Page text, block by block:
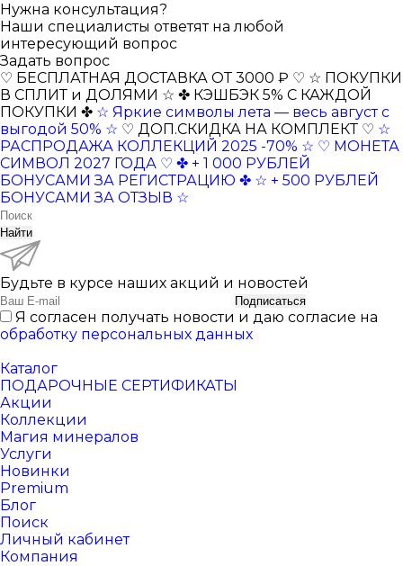
Нужна консультация?
Наши специалисты ответят на любой
интересующий вопрос
Задать вопрос
♡ БЕСПЛАТНАЯ ДОСТАВКА ОТ 3000 ₽ ♡ ☆ ПОКУПКИ
В СПЛИТ и ДОЛЯМИ ☆ ✤ КЭШБЭК 5% С КАЖДОЙ
ПОКУПКИ ✤ ☆ Яркие символы лета — весь август с
выгодой 50% ☆ ♡ ДОП.СКИДКА НА КОМПЛЕКТ ♡ ☆
РАСПРОДАЖА КОЛЛЕКЦИЙ 2025 -70% ☆ ♡ МОНЕТА
СИМВОЛ 2027 ГОДА ♡ ✤ + 1 000 РУБЛЕЙ
БОНУСАМИ ЗА РЕГИСТРАЦИЮ ✤ ☆ + 500 РУБЛЕЙ
БОНУСАМИ ЗА ОТЗЫВ ☆
Найти
Будьте в курсе наших акций и новостей
Подписаться
Я согласен получать новости и даю согласие на
обработку персональных данных
Каталог
ПОДАРОЧНЫЕ СЕРТИФИКАТЫ
Акции
Коллекции
Магия минералов
Услуги
Новинки
Premium
Блог
Поиск
Личный кабинет
Компания